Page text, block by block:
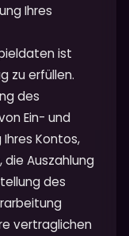
Ihres
ist
zu erfüllen.
des
Ein- und
Kontos,
Auszahlung
des
vertraglichen